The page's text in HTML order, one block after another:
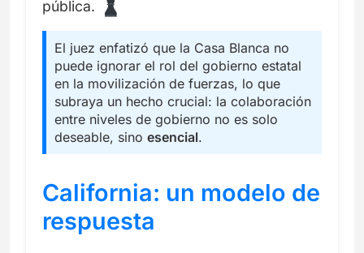
pública.
El juez enfatizó que la Casa Blanca no
puede ignorar el rol del gobierno estatal
en la movilización de fuerzas, lo que
subraya un hecho crucial: la colaboración
entre niveles de gobierno no es solo
deseable, sino esencial.
California: un modelo de
respuesta